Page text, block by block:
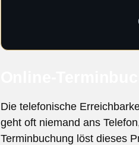
Die telefonische
geht oft niemand ans
Terminbuchung löst dieses